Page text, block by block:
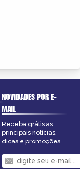
NOVIDADES POR E-
MAIL
Receba grátis as
principais notícias,
dicas e promoções